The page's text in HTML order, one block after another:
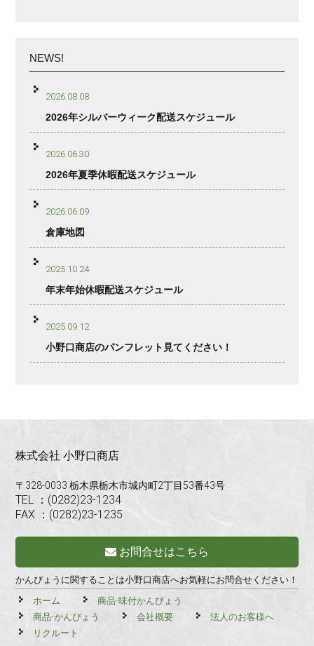
NEWS!
2026.08.08
2026年シルバーウィーク配送スケジュール
2026.06.30
2026年夏季休暇配送スケジュール
2026.06.09
倉庫地図
2025.10.24
年末年始休暇配送スケジュール
2025.09.12
小野口商店のパンフレット見てください！
株式会社 小野口商店
〒328-0033 栃木県栃木市城内町2丁目53番43号
TEL ：(0282)23-1234
FAX ：(0282)23-1235
お問合せはこちら
かんぴょうに関することは小野口商店へお気軽にお問合せください！
ホーム
商品-味付かんぴょう
商品-かんぴょう
会社概要
法人のお客様へ
リクルート